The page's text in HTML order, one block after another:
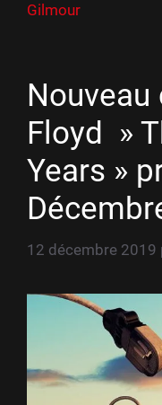
Gilmour
Floyd »
Years »
12 décembre 2019